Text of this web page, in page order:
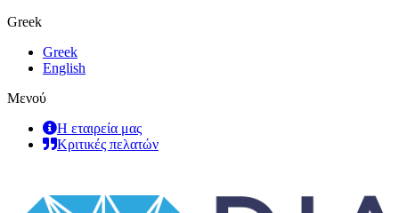
Greek
Greek
English
Μενού
Η εταιρεία μας
Κριτικές πελατών